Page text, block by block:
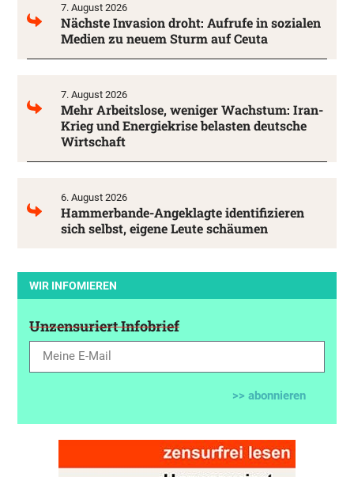
7. August 2026
Nächste Invasion droht: Aufrufe in sozialen
Medien zu neuem Sturm auf Ceuta
7. August 2026
Mehr Arbeitslose, weniger Wachstum: Iran-
Krieg und Energiekrise belasten deutsche
Wirtschaft
6. August 2026
Hammerbande-Angeklagte identifizieren
sich selbst, eigene Leute schäumen
WIR INFOMIEREN
Unzensuriert Infobrief
>> abonnieren